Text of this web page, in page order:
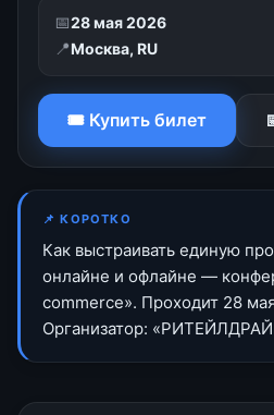
📅28 мая 2026
📍Москва, RU
🎟 Купить билет
📌 КОРОТКО
Как выстраивать единую
онлайне и офлайне —
commerce». Проходит 28
Организатор: